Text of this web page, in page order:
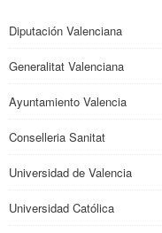
Diputación Valenciana
Generalitat Valenciana
Ayuntamiento Valencia
Conselleria Sanitat
Universidad de Valencia
Universidad Católica